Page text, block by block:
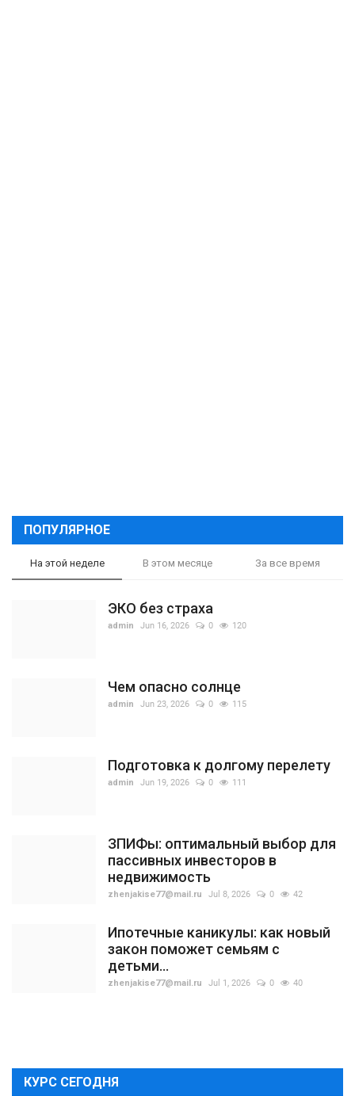
ПОПУЛЯРНОЕ
На этой неделе В этом месяце За все время
ЭКО без страха
admin Jun 16, 2026 0 120
Чем опасно солнце
admin Jun 23, 2026 0 115
Подготовка к долгому перелету
admin Jun 19, 2026 0 111
ЗПИФы: оптимальный выбор для
пассивных инвесторов в
недвижимость
zhenjakise77@mail.ru Jul 8, 2026 0 42
Ипотечные каникулы: как новый
закон поможет семьям с
детьми...
zhenjakise77@mail.ru Jul 1, 2026 0 40
КУРС СЕГОДНЯ